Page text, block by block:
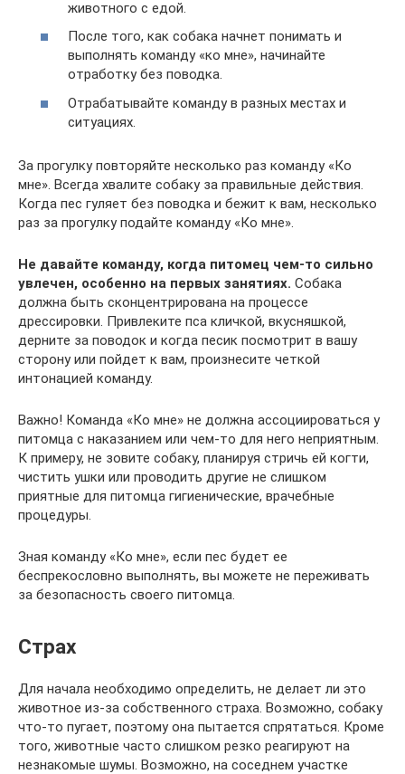
животного с едой.
После того, как собака начнет понимать и
выполнять команду «ко мне», начинайте
отработку без поводка.
Отрабатывайте команду в разных местах и
ситуациях.
За прогулку повторяйте несколько раз команду «Ко
мне». Всегда хвалите собаку за правильные действия.
Когда пес гуляет без поводка и бежит к вам, несколько
раз за прогулку подайте команду «Ко мне».
Не давайте команду, когда питомец чем-то сильно
увлечен, особенно на первых занятиях. Собака
должна быть сконцентрирована на процессе
дрессировки. Привлеките пса кличкой, вкусняшкой,
дерните за поводок и когда песик посмотрит в вашу
сторону или пойдет к вам, произнесите четкой
интонацией команду.
Важно! Команда «Ко мне» не должна ассоциироваться у
питомца с наказанием или чем-то для него неприятным.
К примеру, не зовите собаку, планируя стричь ей когти,
чистить ушки или проводить другие не слишком
приятные для питомца гигиенические, врачебные
процедуры.
Зная команду «Ко мне», если пес будет ее
беспрекословно выполнять, вы можете не переживать
за безопасность своего питомца.
Страх
Для начала необходимо определить, не делает ли это
животное из-за собственного страха. Возможно, собаку
что-то пугает, поэтому она пытается спрятаться. Кроме
того, животные часто слишком резко реагируют на
незнакомые шумы. Возможно, на соседнем участке